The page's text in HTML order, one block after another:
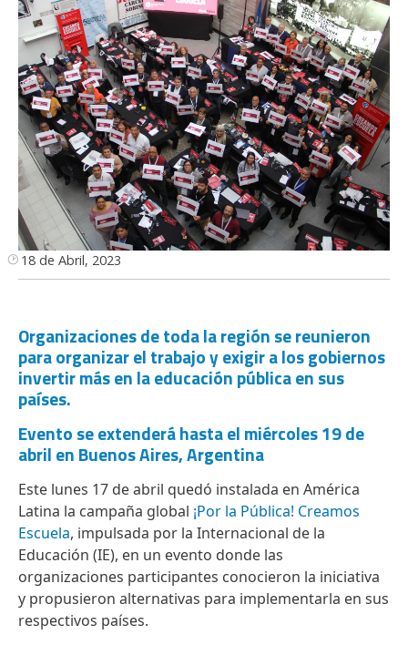
18 de Abril, 2023
Organizaciones de toda la región se reunieron
para organizar el trabajo y exigir a los gobiernos
invertir más en la educación pública en sus
países.
Evento se extenderá hasta el miércoles 19 de
abril en Buenos Aires, Argentina
Este lunes 17 de abril quedó instalada en América
Latina la campaña global ¡Por la Pública! Creamos
Escuela, impulsada por la Internacional de la
Educación (IE), en un evento donde las
organizaciones participantes conocieron la iniciativa
y propusieron alternativas para implementarla en sus
respectivos países.